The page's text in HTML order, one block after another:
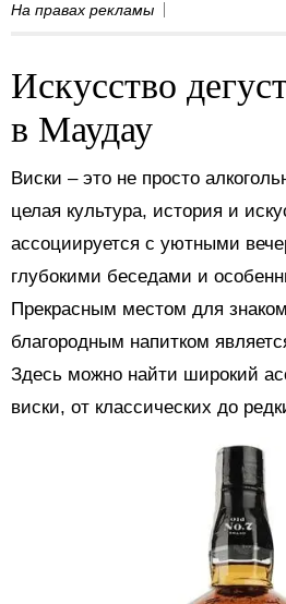
На правах рекламы
Искусство
в Маудау
Виски – это не просто
целая культура, история и
ассоциируется с уютными
глубокими беседами и
Прекрасным местом для
благородным напитком
Здесь можно найти широкий
виски, от классических до